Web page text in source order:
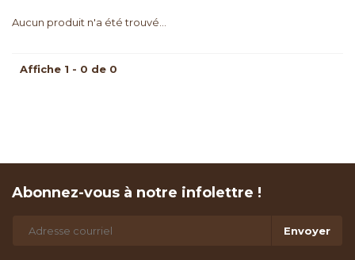
Aucun produit n'a été trouvé...
Affiche 1 - 0 de 0
Abonnez-vous à notre infolettre !
Envoyer